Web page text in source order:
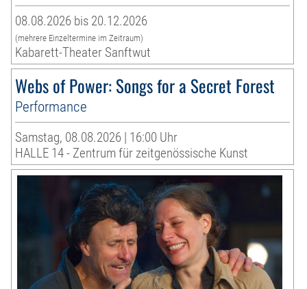
08.08.2026 bis 20.12.2026
(mehrere Einzeltermine im Zeitraum)
Kabarett-Theater Sanftwut
Webs of Power: Songs for a Secret Forest
Performance
Samstag, 08.08.2026 | 16:00 Uhr
HALLE 14 - Zentrum für zeitgenössische Kunst